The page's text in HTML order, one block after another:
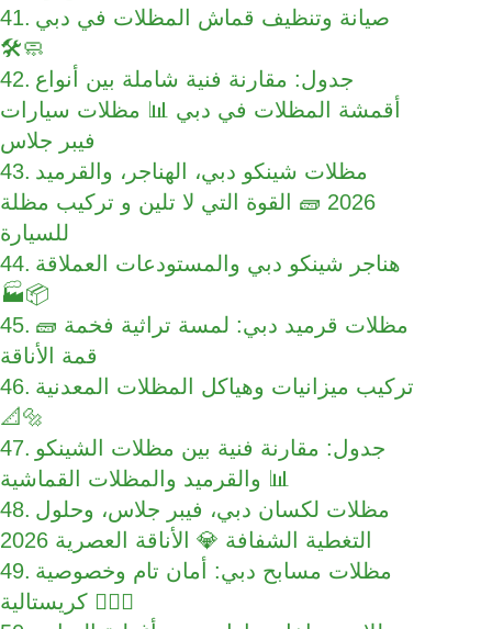
صيانة وتنظيف قماش المظلات في دبي
🛠️🧼
جدول: مقارنة فنية شاملة بين أنواع
أقمشة المظلات في دبي 📊 مظلات سيارات
فيبر جلاس
مظلات شينكو دبي، الهناجر، والقرميد
2026 🧱 القوة التي لا تلين و تركيب مظلة
للسيارة
هناجر شينكو دبي والمستودعات العملاقة
🏭📦
مظلات قرميد دبي: لمسة تراثية فخمة 🧱
قمة الأناقة
تركيب ميزانيات وهياكل المظلات المعدنية
📐🔩
جدول: مقارنة فنية بين مظلات الشينكو
والقرميد والمظلات القماشية 📊
مظلات لكسان دبي، فيبر جلاس، وحلول
التغطية الشفافة 💎 الأناقة العصرية 2026
مظلات مسابح دبي: أمان تام وخصوصية
كريستالية 🏊‍♂️💎